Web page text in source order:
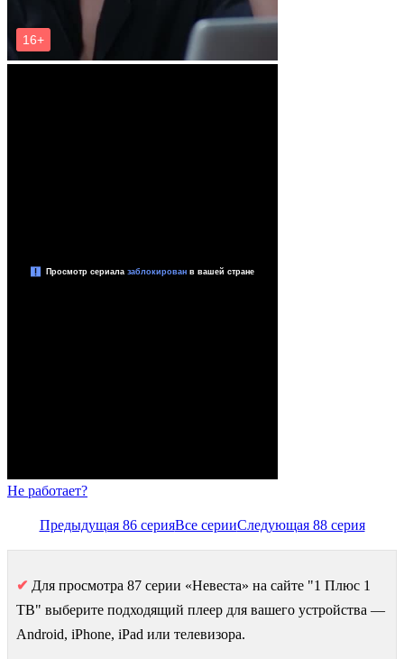
Не работает?
Предыдущая 86 серияВсе серииСледующая 88 серия
✔ Для просмотра 87 серии «Невеста» на сайте "1 Плюс 1
ТВ" выберите подходящий плеер для вашего устройства —
Android, iPhone, iPad или телевизора.